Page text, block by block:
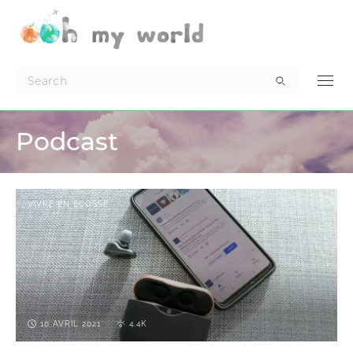
Podcast
VIVRE EN ECOSSE
10 AVRIL 2021 4.4K